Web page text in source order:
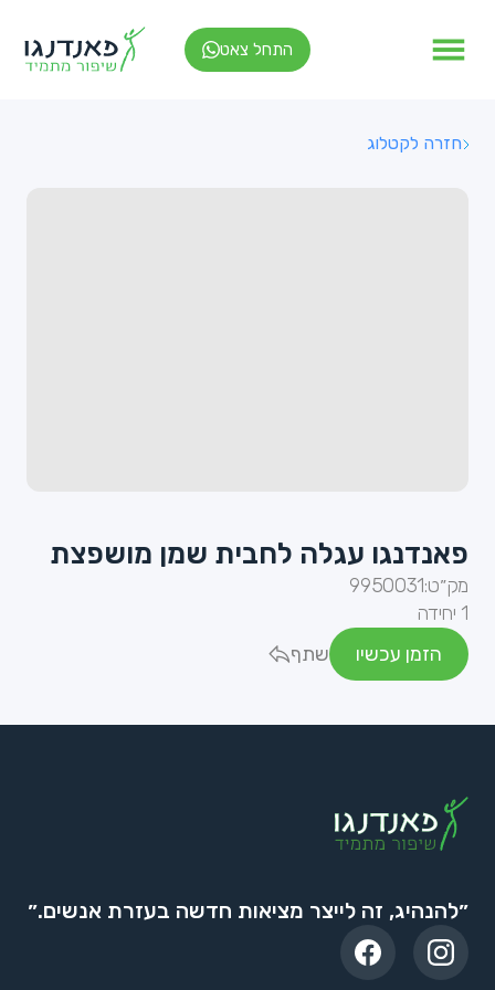
התחל צאט
חזרה לקטלוג
פאנדנגו עגלה לחבית שמן מושפצת
מק״ט:9950031
1 יחידה
הזמן עכשיו
שתף
״להנהיג, זה לייצר מציאות חדשה בעזרת אנשים.״